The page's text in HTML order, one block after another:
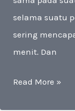
selama suatu
sering
menit. Dan
Pusat
Read More »